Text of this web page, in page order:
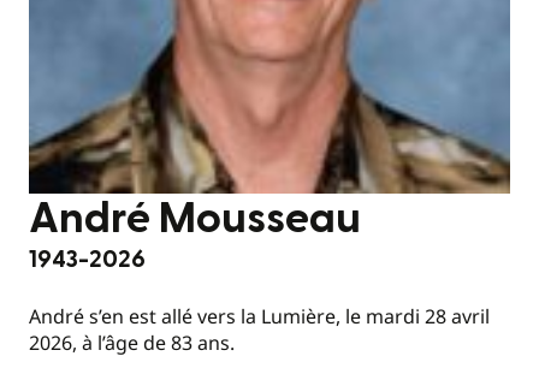
André Mousseau
1943-2026
André s’en est allé vers la Lumière, le mardi 28 avril
2026, à l’âge de 83 ans.